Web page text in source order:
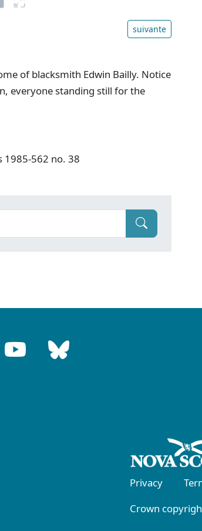
suivante
of blacksmith Edwin Bailly. Notice
everyone standing still for the
1985-562 no. 38
Privacy
Crown